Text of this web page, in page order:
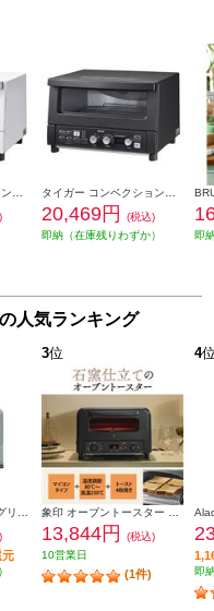
20,469円
(税込)
即納（在庫残りわずか）
即
人気ランキング
元
3位
13,844円
(税込)
10営業日
(1件)
4
即